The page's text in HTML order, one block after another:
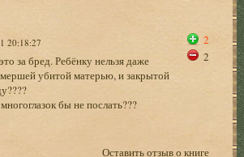
20:18:27
за бред. Ребёнку нельзя даже
убитой матерью, и закрытой
бы не послать???
2
2
Оставить отзыв о книге